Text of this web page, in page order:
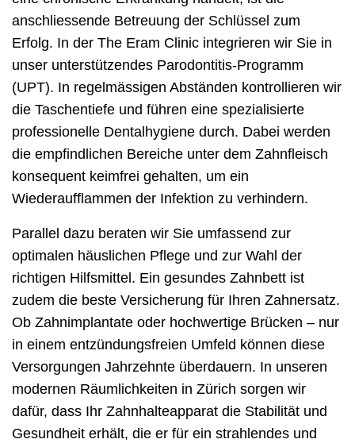
anschliessende Betreuung der Schlüssel zum
Erfolg. In der The Eram Clinic integrieren wir Sie in
unser unterstützendes Parodontitis-Programm
(UPT). In regelmässigen Abständen kontrollieren wir
die Taschentiefe und führen eine spezialisierte
professionelle Dentalhygiene durch. Dabei werden
die empfindlichen Bereiche unter dem Zahnfleisch
konsequent keimfrei gehalten, um ein
Wiederaufflammen der Infektion zu verhindern.
Parallel dazu beraten wir Sie umfassend zur
optimalen häuslichen Pflege und zur Wahl der
richtigen Hilfsmittel. Ein gesundes Zahnbett ist
zudem die beste Versicherung für Ihren Zahnersatz.
Ob Zahnimplantate oder hochwertige Brücken – nur
in einem entzündungsfreien Umfeld können diese
Versorgungen Jahrzehnte überdauern. In unseren
modernen Räumlichkeiten in Zürich sorgen wir
dafür, dass Ihr Zahnhalteapparat die Stabilität und
Gesundheit erhält, die er für ein strahlendes und